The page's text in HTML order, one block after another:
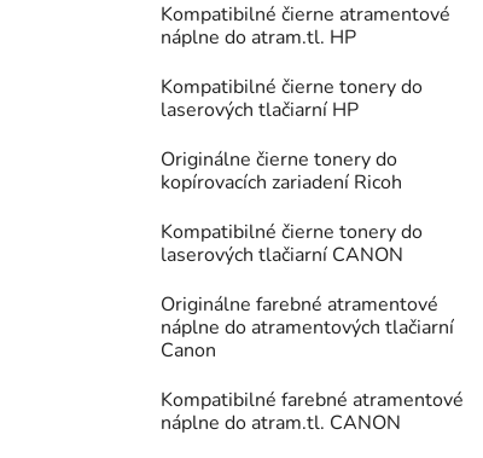
Kompatibilné čierne atramentové
náplne do atram.tl. HP
Kompatibilné čierne tonery do
laserových tlačiarní HP
Originálne čierne tonery do
kopírovacích zariadení Ricoh
Kompatibilné čierne tonery do
laserových tlačiarní CANON
Originálne farebné atramentové
náplne do atramentových tlačiarní
Canon
Kompatibilné farebné atramentové
náplne do atram.tl. CANON